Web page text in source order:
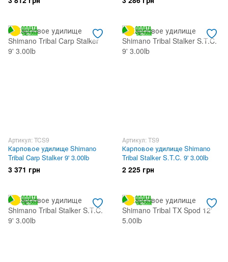
Артикул: TCS9
Карповое удилище Shimano
Tribal Carp Stalker 9' 3.00lb
3 371 грн
Артикул: TS9
Карповое удилище Shimano
Tribal Stalker S.T.C. 9' 3.00lb
2 225 грн